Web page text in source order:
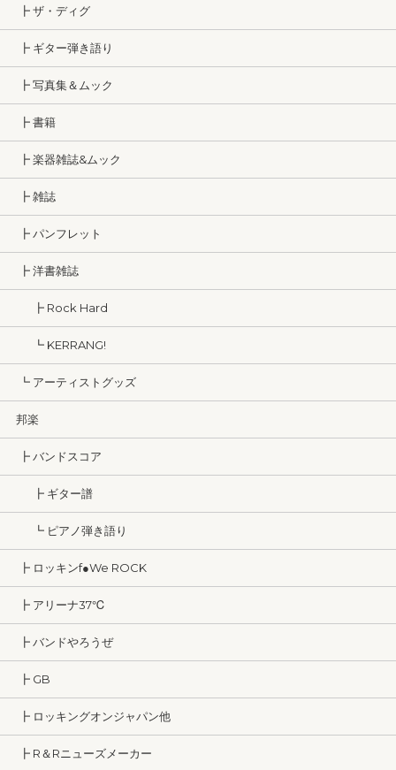
┣ ザ・ディグ
┣ ギター弾き語り
┣ 写真集＆ムック
┣ 書籍
┣ 楽器雑誌&ムック
┣ 雑誌
┣ パンフレット
┣ 洋書雑誌
┣ Rock Hard
┗ KERRANG!
┗ アーティストグッズ
邦楽
┣ バンドスコア
┣ ギター譜
┗ ピアノ弾き語り
┣ ロッキンf●We ROCK
┣ アリーナ37℃
┣ バンドやろうぜ
┣ GB
┣ ロッキングオンジャパン他
┣ R＆Rニューズメーカー